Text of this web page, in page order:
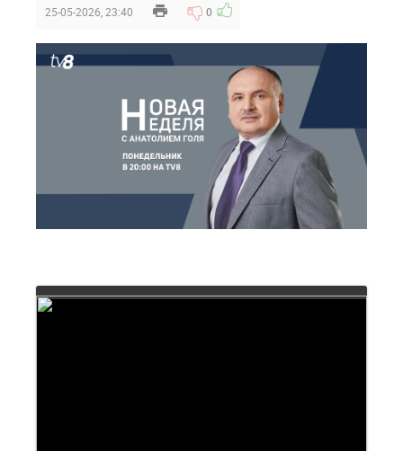
25-05-2026, 23:40 0